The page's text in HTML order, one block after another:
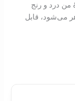
درد و رنج
می‌شود، قابل